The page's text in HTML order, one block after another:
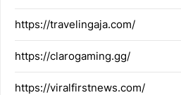
https://travelingaja.com/
https://clarogaming.gg/
https://viralfirstnews.com/